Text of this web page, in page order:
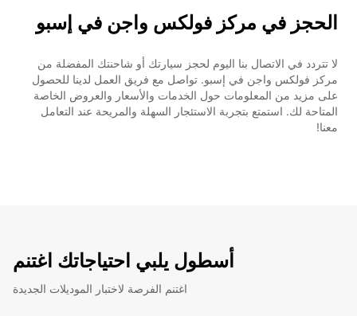
الحجز في مركز فولكس واجن في إسبو
لا تتردد في الاتصال بنا اليوم لحجز سيارتك أو شاحنتك المفضلة من
مركز فولكس واجن في إسبو. تواصل مع فريق العمل لدينا للحصول
على مزيد من المعلومات حول الخدمات والأسعار والعروض الخاصة
المتاحة لك. استمتع بتجربة الاستئجار السهلة والمريحة عند التعامل
معنا!
أسطول يلبي احتياجاتك اغتنم
اغتنم الفرصة لاختبار الموديلات الجديدة